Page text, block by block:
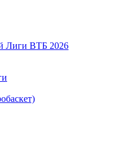
Лиги ВТБ 2026